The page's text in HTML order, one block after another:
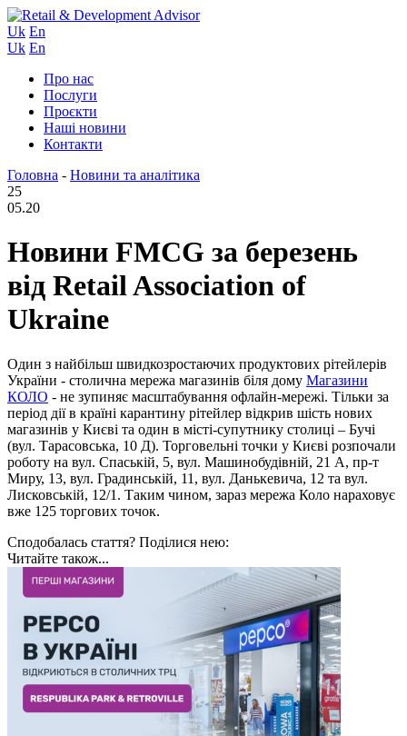
Uk En
Uk En
Про нас
Послуги
Проєкти
Наші новини
Контакти
Головна - Новини та аналітика
25
05.20
Новини FMCG за березень
від Retail Association of
Ukraine
Один з найбільш швидкозростаючих продуктових рітейлерів
України - столична мережа магазинів біля дому Магазини
КОЛО - не зупиняє масштабування офлайн-мережі. Тільки за
період дії в країні карантину рітейлер відкрив шість нових
магазинів у Києві та один в місті-супутнику столиці – Бучі
(вул. Тарасовська, 10 Д). Торговельні точки у Києві розпочали
роботу на вул. Спаській, 5, вул. Машинобудівній, 21 А, пр-т
Миру, 13, вул. Градинській, 11, вул. Данькевича, 12 та вул.
Лисковській, 12/1. Таким чином, зараз мережа Коло нараховує
вже 125 торгових точок.
Сподобалась стаття? Поділися нею:
Читайте також...